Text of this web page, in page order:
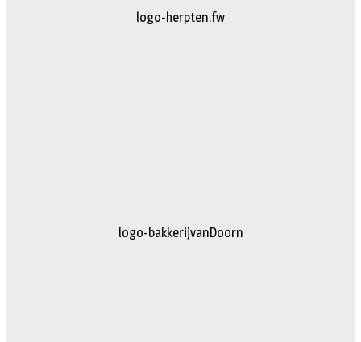
logo-herpten.fw
logo-bakkerijvanDoorn